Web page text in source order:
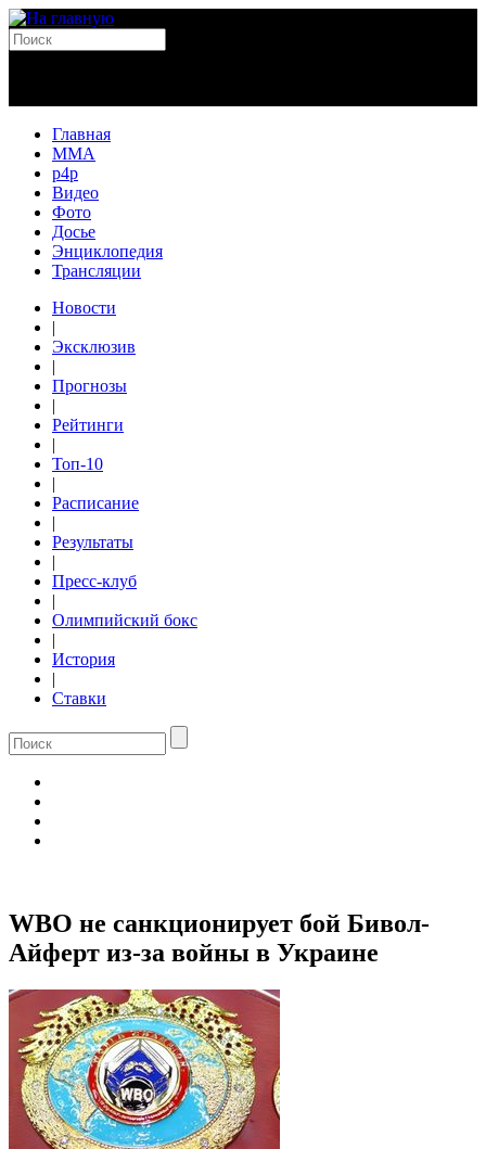
Главная
MMA
p4p
Видео
Фото
Досье
Энциклопедия
Трансляции
Новости
|
Эксклюзив
|
Прогнозы
|
Рейтинги
|
Топ-10
|
Расписание
|
Результаты
|
Пресс-клуб
|
Олимпийский бокс
|
История
|
Ставки
WBO не санкционирует бой Бивол-
Айферт из-за войны в Украине